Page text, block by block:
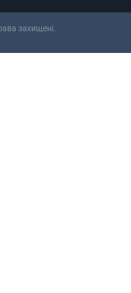
захищені.